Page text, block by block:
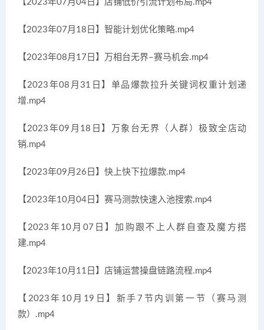
【2023年07月04日】店铺低价引流计划布局.mp4
【2023年07月18日】智能计划优化策略.mp4
【2023年08月17日】万相台无界–赛马机会.mp4
【2023年08月31日】单品爆款拉升关键词权重计划递
增.mp4
【2023年09月18日】万象台无界（人群）极致全店动
销.mp4
【2023年09月26日】快上快下拉爆款.mp4
【2023年10月04日】赛马测款快速入池搜索.mp4
【2023年10月07日】加购跟不上人群自查及魔方搭
建.mp4
【2023年10月11日】店铺运营操盘链路流程.mp4
【2023年10月19日】新手7节内训第一节（赛马测
款）.mp4